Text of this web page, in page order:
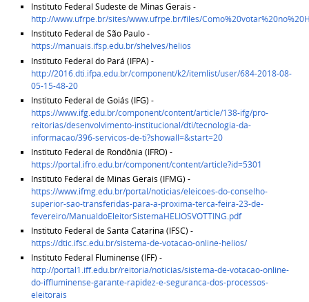
Instituto Federal Sudeste de Minas Gerais -
http://www.ufrpe.br/sites/www.ufrpe.br/files/
Instituto Federal de São Paulo -
https://manuais.ifsp.edu.br/shelves/helios
Instituto Federal do Pará (IFPA) -
http://2016.dti.ifpa.edu.br/component/k2/itemlist/user/684-2018-08-
05-15-48-20
Instituto Federal de Goiás (IFG) -
https://www.ifg.edu.br/component/content/article/138-ifg/pro-
reitorias/desenvolvimento-institucional/dti/tecnologia-da-
informacao/396-servicos-de-ti?showall=&start=20
Instituto Federal de Rondônia (IFRO) -
https://portal.ifro.edu.br/component/content/article?id=5301
Instituto Federal de Minas Gerais (IFMG) -
https://www.ifmg.edu.br/portal/noticias/eleicoes-do-conselho-
superior-sao-transferidas-para-a-proxima-terca-feira-23-de-
fevereiro/ManualdoEleitorSistemaHELIOSVOTTING.pdf
Instituto Federal de Santa Catarina (IFSC) -
https://dtic.ifsc.edu.br/sistema-de-votacao-online-helios/
Instituto Federal Fluminense (IFF) -
http://portal1.iff.edu.br/reitoria/noticias/sistema-de-votacao-online-
do-iffluminense-garante-rapidez-e-seguranca-dos-processos-
eleitorais